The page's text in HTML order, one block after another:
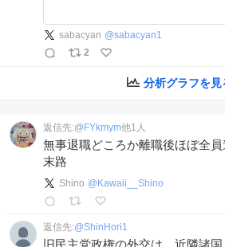
の原料が倍に
れらが事実上の
体化してきます。
sabacyan @sabacyan1
2
分析グラフを見
返信先:@ FYkmym他1 人
無事退職どころか離職後ほぼ全員
末路
Shino @ Kawaii__Shino
返信先:@ShinHori1
旧民主党政権の外交は、近隣諸